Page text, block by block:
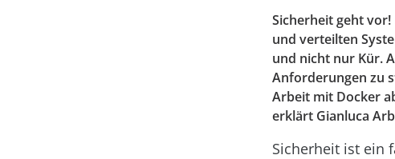
Sicherheit geht
und verteilten
und nicht nur Kür.
Anforderungen zu
Arbeit mit Docker
erklärt Gianluca
Sicherheit ist ein